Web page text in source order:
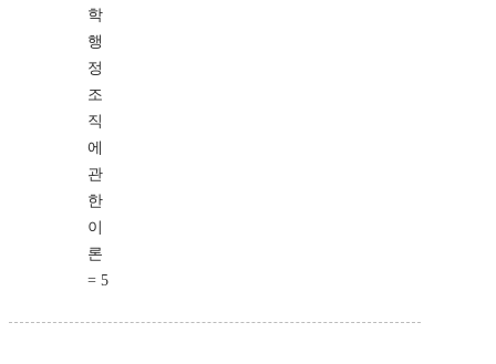
학
행
정
조
직
에
관
한
이
론
= 5